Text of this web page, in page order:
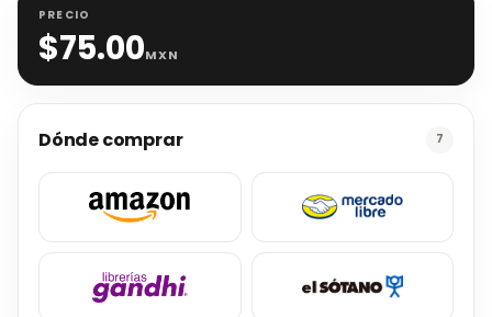
PRECIO
$75.00MXN
Dónde comprar 7